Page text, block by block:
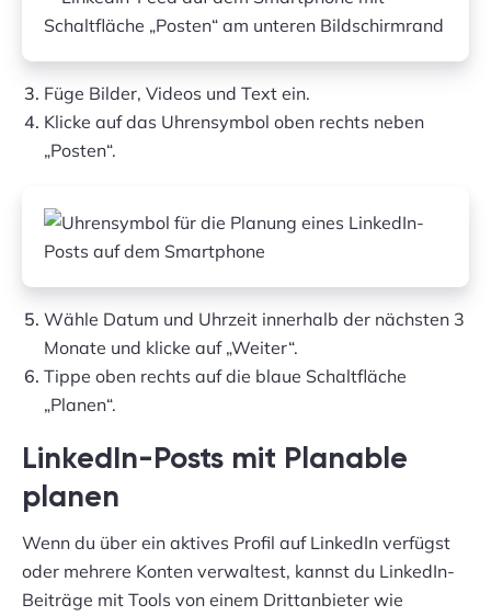
Füge Bilder, Videos und Text ein.
Klicke auf das Uhrensymbol oben rechts neben
„Posten“.
Wähle Datum und Uhrzeit innerhalb der nächsten 3
Monate und klicke auf „Weiter“.
Tippe oben rechts auf die blaue Schaltfläche
„Planen“.
LinkedIn-Posts mit Planable
planen
Wenn du über ein aktives Profil auf LinkedIn verfügst
oder mehrere Konten verwaltest, kannst du LinkedIn-
Beiträge mit Tools von einem Drittanbieter wie